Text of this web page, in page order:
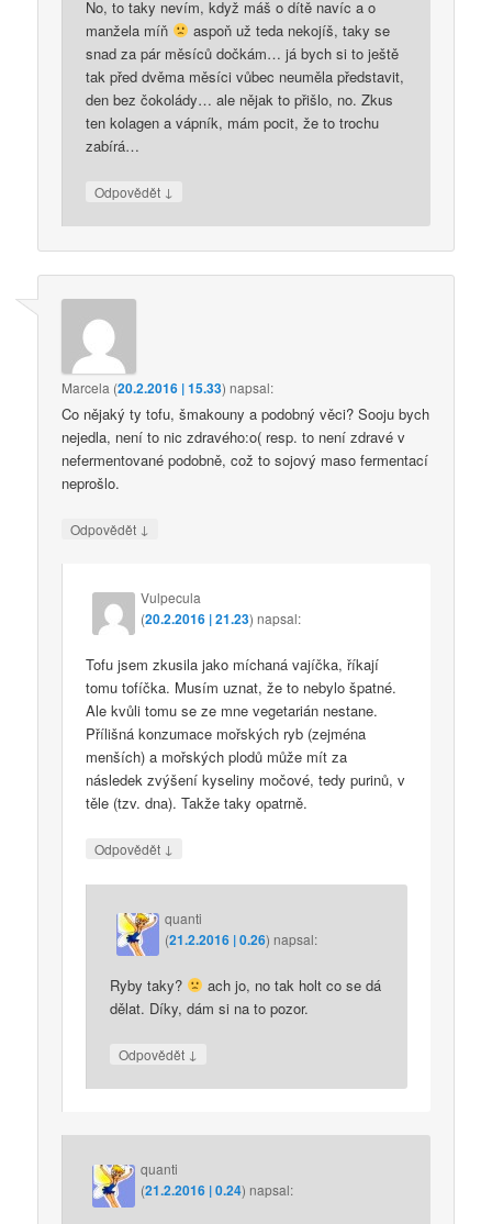
No, to taky nevím, když máš o dítě navíc a o
manžela míň
aspoň už teda nekojíš, taky se
snad za pár měsíců dočkám… já bych si to ještě
tak před dvěma měsíci vůbec neuměla představit,
den bez čokolády… ale nějak to přišlo, no. Zkus
ten kolagen a vápník, mám pocit, že to trochu
zabírá…
Odpovědět ↓
Marcela (20.2.2016 | 15.33)napsal:
Co nějaký ty tofu, šmakouny a podobný věci? Sooju bych
nejedla, není to nic zdravého:o( resp. to není zdravé v
nefermentované podobně, což to sojový maso fermentací
neprošlo.
Odpovědět ↓
Vulpecula
(20.2.2016 | 21.23)napsal:
Tofu jsem zkusila jako míchaná vajíčka, říkají
tomu tofíčka. Musím uznat, že to nebylo špatné.
Ale kvůli tomu se ze mne vegetarián nestane.
Přílišná konzumace mořských ryb (zejména
menších) a mořských plodů může mít za
následek zvýšení kyseliny močové, tedy purinů, v
těle (tzv. dna). Takže taky opatrně.
Odpovědět ↓
quanti
(21.2.2016 | 0.26) napsal:
Ryby taky?
ach jo, no tak holt co se dá
dělat. Díky, dám si na to pozor.
Odpovědět ↓
quanti
(21.2.2016 | 0.24) napsal: